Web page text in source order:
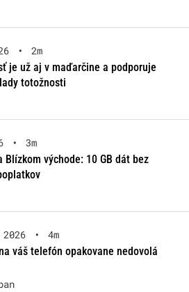
•
2m
je už aj v maďarčine a podporuje
totožnosti
•
3m
Blízkom východe: 10 GB dát bez
•
4m
váš telefón opakovane nedovolá